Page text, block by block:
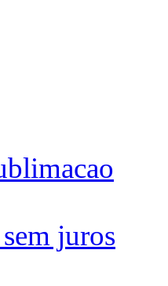
sem juros